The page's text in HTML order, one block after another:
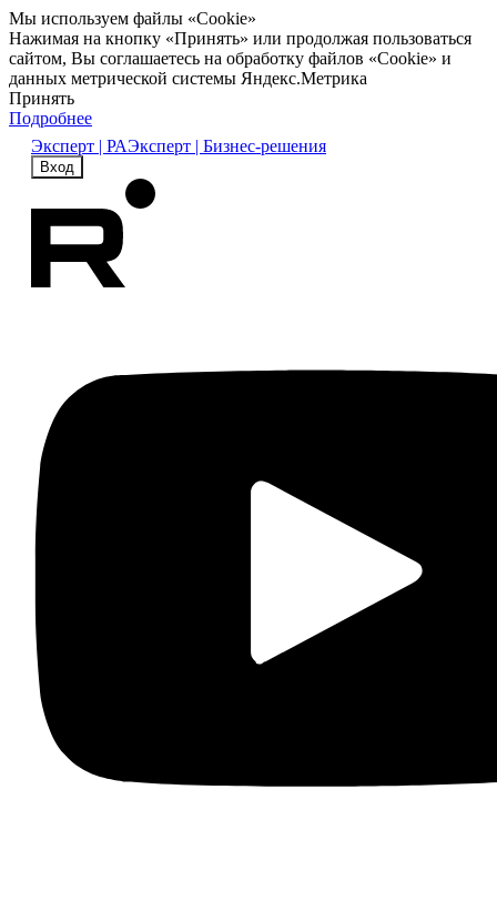
Мы используем файлы «Cookie»
Нажимая на кнопку «Принять» или продолжая пользоваться
сайтом, Вы соглашаетесь на обработку файлов «Cookie» и
данных метрической системы Яндекс.Метрика
Принять
Подробнее
Эксперт | РАЭксперт | Бизнес-решения
Вход